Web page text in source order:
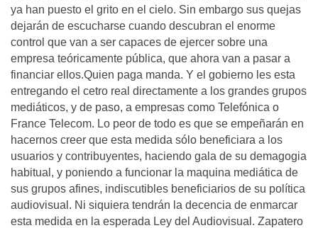
ya han puesto el grito en el cielo. Sin embargo sus quejas
dejarán de escucharse cuando descubran el enorme
control que van a ser capaces de ejercer sobre una
empresa teóricamente pública, que ahora van a pasar a
financiar ellos.Quien paga manda. Y el gobierno les esta
entregando el cetro real directamente a los grandes grupos
mediáticos, y de paso, a empresas como Telefónica o
France Telecom. Lo peor de todo es que se empeñarán en
hacernos creer que esta medida sólo beneficiara a los
usuarios y contribuyentes, haciendo gala de su demagogia
habitual, y poniendo a funcionar la maquina mediática de
sus grupos afines, indiscutibles beneficiarios de su política
audiovisual. Ni siquiera tendrán la decencia de enmarcar
esta medida en la esperada Ley del Audiovisual. Zapatero